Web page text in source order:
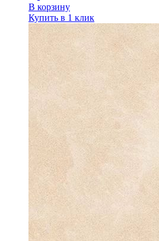
В корзину
Купить в 1 клик